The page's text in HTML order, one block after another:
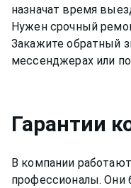
назначат время
Нужен срочный
Закажите обратный
мессенджерах или
Гарантии
В компании
профессионалы. Они